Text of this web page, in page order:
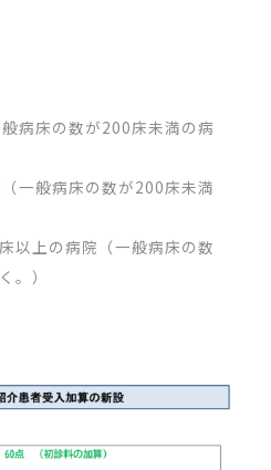
病床の数が200床未満の病
一般病床の数が200床未満
以上の病院（一般病床の数
。）